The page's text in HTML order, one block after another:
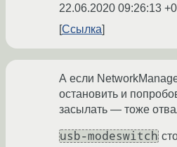
22.06.2020 09:26:13
Ссылка
А если
остановить и
засылать — тоже
usb-modeswitch